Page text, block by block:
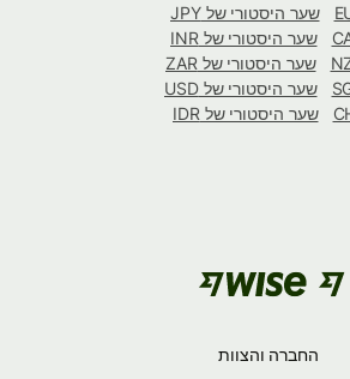
שער היסטורי של JPY
שער היסטורי של INR
שער היסטורי של ZAR
שער היסטורי של USD
שער היסטורי של IDR
החברה והצוות